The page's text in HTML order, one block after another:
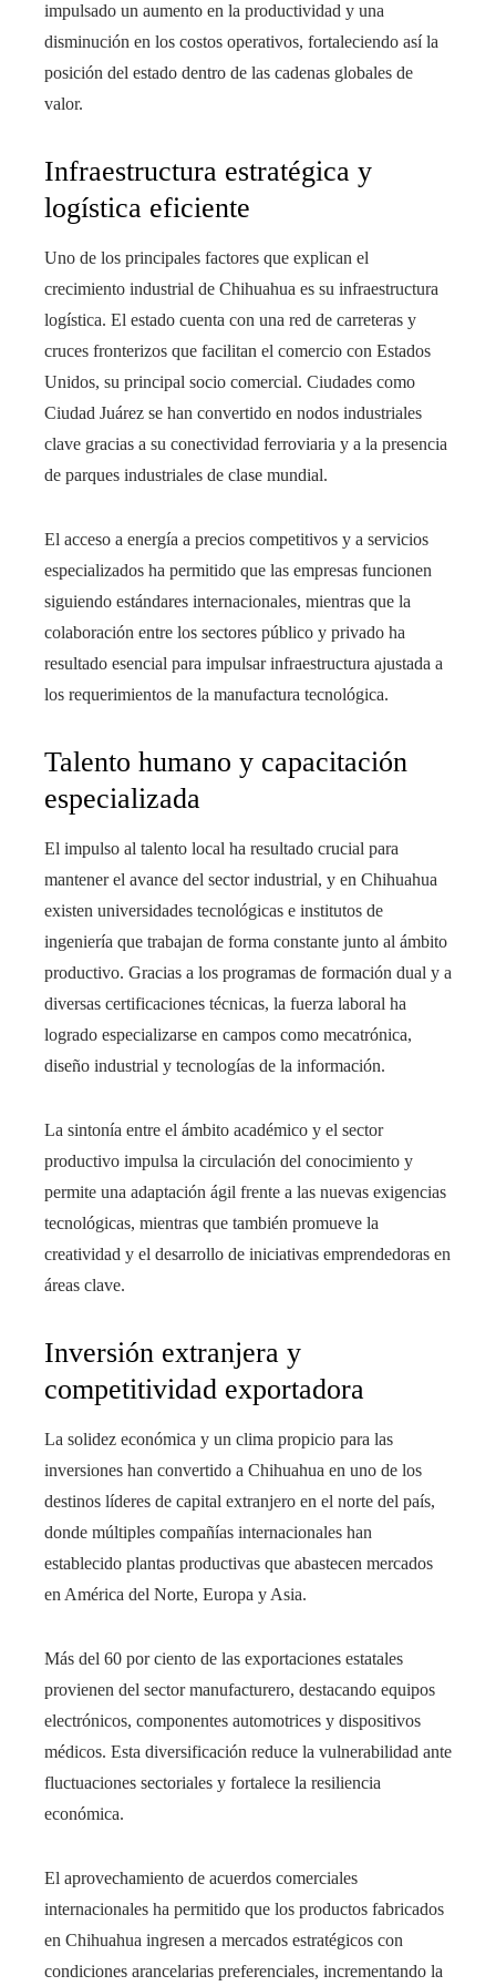
impulsado un aumento en la productividad y una
disminución en los costos operativos, fortaleciendo así la
posición del estado dentro de las cadenas globales de
valor.
Infraestructura estratégica y
logística eficiente
Uno de los principales factores que explican el
crecimiento industrial de Chihuahua es su infraestructura
logística. El estado cuenta con una red de carreteras y
cruces fronterizos que facilitan el comercio con Estados
Unidos, su principal socio comercial. Ciudades como
Ciudad Juárez se han convertido en nodos industriales
clave gracias a su conectividad ferroviaria y a la presencia
de parques industriales de clase mundial.
El acceso a energía a precios competitivos y a servicios
especializados ha permitido que las empresas funcionen
siguiendo estándares internacionales, mientras que la
colaboración entre los sectores público y privado ha
resultado esencial para impulsar infraestructura ajustada a
los requerimientos de la manufactura tecnológica.
Talento humano y capacitación
especializada
El impulso al talento local ha resultado crucial para
mantener el avance del sector industrial, y en Chihuahua
existen universidades tecnológicas e institutos de
ingeniería que trabajan de forma constante junto al ámbito
productivo. Gracias a los programas de formación dual y a
diversas certificaciones técnicas, la fuerza laboral ha
logrado especializarse en campos como mecatrónica,
diseño industrial y tecnologías de la información.
La sintonía entre el ámbito académico y el sector
productivo impulsa la circulación del conocimiento y
permite una adaptación ágil frente a las nuevas exigencias
tecnológicas, mientras que también promueve la
creatividad y el desarrollo de iniciativas emprendedoras en
áreas clave.
Inversión extranjera y
competitividad exportadora
La solidez económica y un clima propicio para las
inversiones han convertido a Chihuahua en uno de los
destinos líderes de capital extranjero en el norte del país,
donde múltiples compañías internacionales han
establecido plantas productivas que abastecen mercados
en América del Norte, Europa y Asia.
Más del 60 por ciento de las exportaciones estatales
provienen del sector manufacturero, destacando equipos
electrónicos, componentes automotrices y dispositivos
médicos. Esta diversificación reduce la vulnerabilidad ante
fluctuaciones sectoriales y fortalece la resiliencia
económica.
El aprovechamiento de acuerdos comerciales
internacionales ha permitido que los productos fabricados
en Chihuahua ingresen a mercados estratégicos con
condiciones arancelarias preferenciales, incrementando la